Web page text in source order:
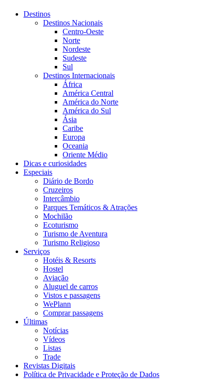
Destinos
Destinos Nacionais
Centro-Oeste
Norte
Nordeste
Sudeste
Sul
Destinos Internacionais
África
América Central
América do Norte
América do Sul
Ásia
Caribe
Europa
Oceania
Oriente Médio
Dicas e curiosidades
Especiais
Diário de Bordo
Cruzeiros
Intercâmbio
Parques Temáticos & Atrações
Mochilão
Ecoturismo
Turismo de Aventura
Turismo Religioso
Serviços
Hotéis & Resorts
Hostel
Aviação
Aluguel de carros
Vistos e passagens
WePlann
Comprar passagens
Últimas
Notícias
Vídeos
Listas
Trade
Revistas Digitais
Política de Privacidade e Proteção de Dados